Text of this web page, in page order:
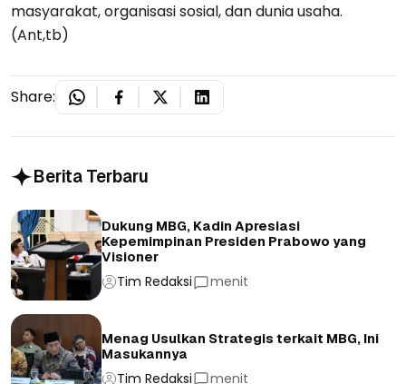
masyarakat, organisasi sosial, dan dunia usaha.
(Ant,tb)
Share:
Berita Terbaru
Dukung MBG, Kadin Apresiasi
Kepemimpinan Presiden Prabowo yang
Visioner
Tim Redaksi menit
Menag Usulkan Strategis terkait MBG, Ini
Masukannya
Tim Redaksi menit